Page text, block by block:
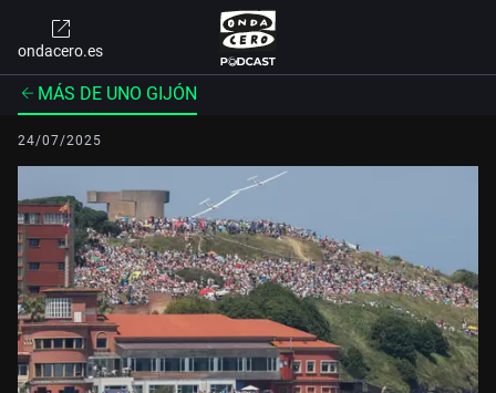
ondacero.es
MÁS DE UNO GIJÓN
24/07/2025